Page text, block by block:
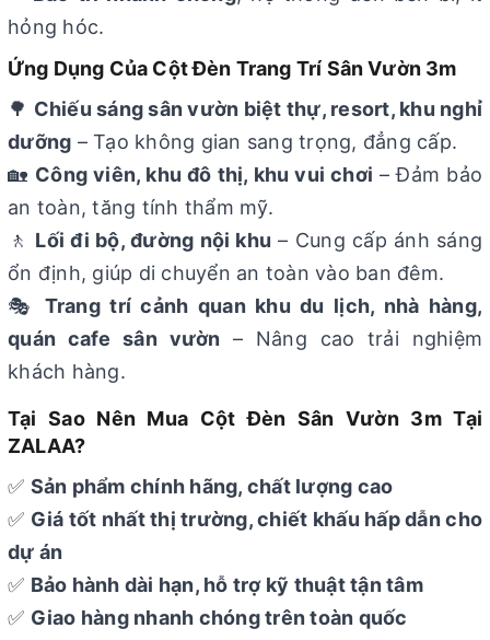
hỏng hóc.
Ứng Dụng Của Cột Đèn Trang Trí Sân Vườn 3m
🌳 Chiếu sáng sân vườn biệt thự, resort, khu nghỉ
dưỡng – Tạo không gian sang trọng, đẳng cấp.
🏡 Công viên, khu đô thị, khu vui chơi – Đảm bảo
an toàn, tăng tính thẩm mỹ.
🚶 Lối đi bộ, đường nội khu – Cung cấp ánh sáng
ổn định, giúp di chuyển an toàn vào ban đêm.
🎭 Trang trí cảnh quan khu du lịch, nhà hàng,
quán cafe sân vườn – Nâng cao trải nghiệm
khách hàng.
Tại Sao Nên Mua Cột Đèn Sân Vườn 3m Tại
ZALAA?
✅ Sản phẩm chính hãng, chất lượng cao
✅ Giá tốt nhất thị trường, chiết khấu hấp dẫn cho
dự án
✅ Bảo hành dài hạn, hỗ trợ kỹ thuật tận tâm
✅ Giao hàng nhanh chóng trên toàn quốc